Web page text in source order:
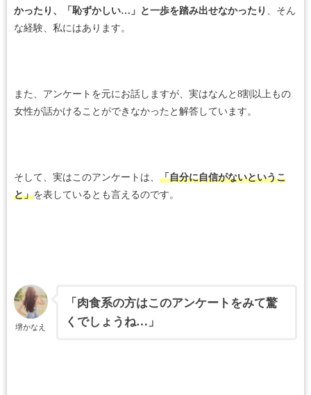
かったり、「恥ずかしい…」と一歩を踏み出せなかったり 、そん
な経験、私にはあります。
また、アンケートを元にお話しますが、実はなんと8割以上もの
女性が話かけることができなかったと解答しています。
そして、実はこのアンケートは、 「自分に自信がないというこ
と」を表しているとも言えるのです。
堺かなえ
「肉食系の方はこのアンケートをみて驚
くでしょうね…」